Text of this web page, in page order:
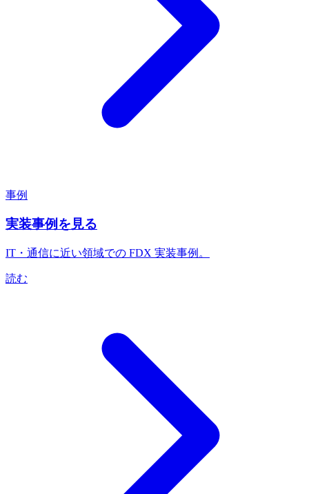
事例
実装事例を見る
IT・通信に近い領域での FDX 実装事例。
読む